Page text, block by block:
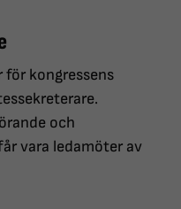
för kongressens
och
vara ledamöter av